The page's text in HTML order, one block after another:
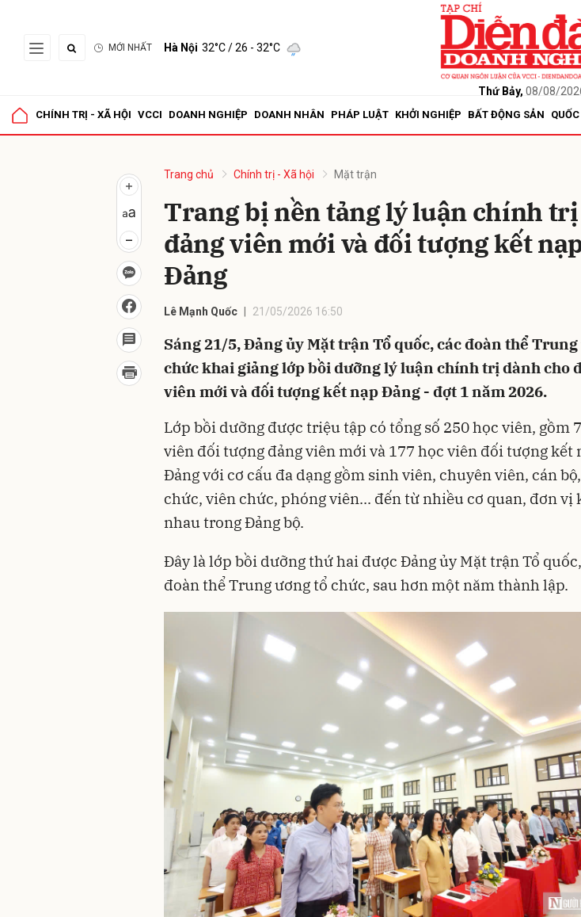
MỚI NHẤT Hà Nội 32°C/ 26 - 32°C
Thứ Bảy, 08/08/
CHÍNH TRỊ - XÃ HỘI VCCI DOANH NGHIỆP DOANH NHÂN PHÁP LUẬT KHỞI NGHIỆP BẤT ĐỘNG SẢN
Trang chủ Chính trị - Xã hội Mặt trận
Trang bị nền tảng lý luận chính
đảng viên mới và đối tượng kết
Đảng
Lê Mạnh Quốc 21/05/2026 16:50
Sáng 21/5, Đảng ủy Mặt trận Tổ quốc, các đoàn thể
chức khai giảng lớp bồi dưỡng lý luận chính trị dành cho
viên mới và đối tượng kết nạp Đảng - đợt 1 năm 2026.
Lớp bồi dưỡng được triệu tập có tổng số 250 học viên, gồm
viên đối tượng đảng viên mới và 177 học viên đối tượng kết
Đảng với cơ cấu đa dạng gồm sinh viên, chuyên viên, cán
chức, viên chức, phóng viên... đến từ nhiều cơ quan, đơn vị
nhau trong Đảng bộ.
Đây là lớp bồi dưỡng thứ hai được Đảng ủy Mặt trận Tổ
đoàn thể Trung ương tổ chức, sau hơn một năm thành lập.